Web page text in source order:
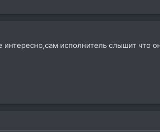
исполнитель слышит что